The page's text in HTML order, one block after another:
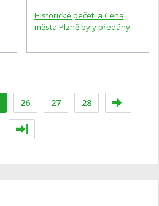
Historické pečeti a Cena
města Plzně byly předány
26 27 28